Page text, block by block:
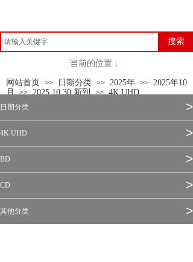
搜索
当前的位置：
网站首页 >> 日期分类 >> 2025年 >> 2025年10
月 >> 2025.10.30 新到 >> 4K UHD
日期分类 >
4K UHD >
BD >
CD >
其他分类 >